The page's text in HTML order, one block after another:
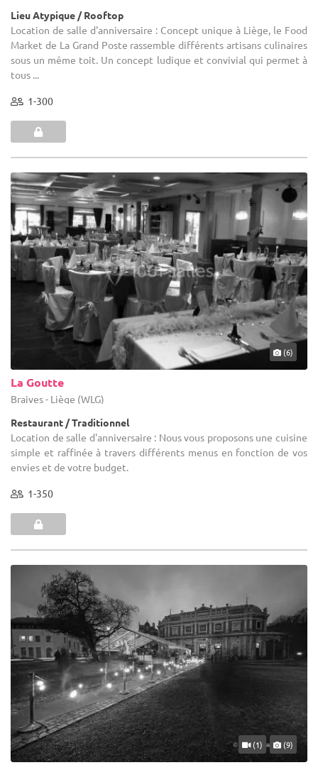
Lieu Atypique / Rooftop
Location de salle d'anniversaire : Concept unique à Liège, le Food
Market de La Grand Poste rassemble différents artisans culinaires
sous un même toit. Un concept ludique et convivial qui permet à
tous ...
1-300
(6)
La Goutte
Braives - Liège (WLG)
Restaurant / Traditionnel
Location de salle d'anniversaire : Nous vous proposons une cuisine
simple et raffinée à travers différents menus en fonction de vos
envies et de votre budget.
1-350
(1) (9)